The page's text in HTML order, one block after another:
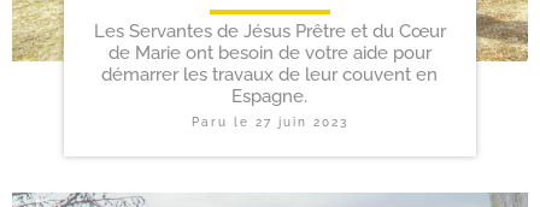
Les Servantes de Jésus Prêtre et du Cœur
de Marie ont besoin de votre aide pour
démarrer les travaux de leur couvent en
Espagne.
Paru le 27 juin 2023